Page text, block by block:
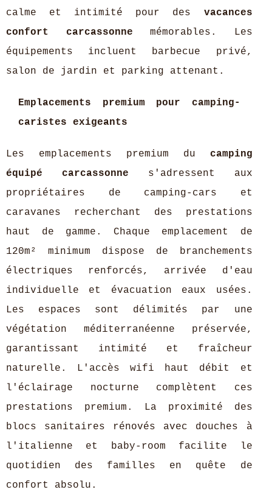
calme et intimité pour des vacances
confort carcassonne mémorables. Les
équipements incluent barbecue privé,
salon de jardin et parking attenant.
Emplacements premium pour camping-
caristes exigeants
Les emplacements premium du camping
équipé carcassonne s'adressent aux
propriétaires de camping-cars et
caravanes recherchant des prestations
haut de gamme. Chaque emplacement de
120m² minimum dispose de branchements
électriques renforcés, arrivée d'eau
individuelle et évacuation eaux usées.
Les espaces sont délimités par une
végétation méditerranéenne préservée,
garantissant intimité et fraîcheur
naturelle. L'accès wifi haut débit et
l'éclairage nocturne complètent ces
prestations premium. La proximité des
blocs sanitaires rénovés avec douches à
l'italienne et baby-room facilite le
quotidien des familles en quête de
confort absolu.